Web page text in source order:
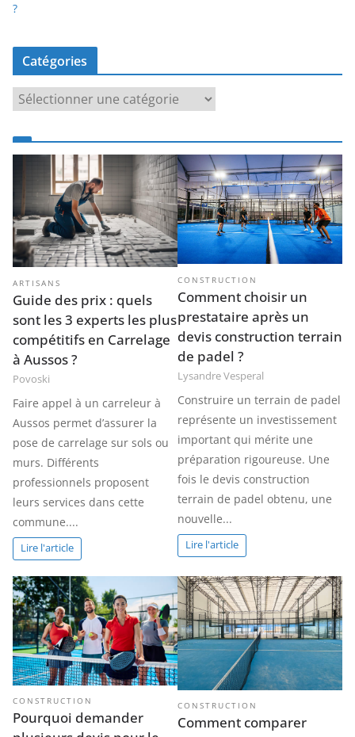
?
Catégories
a
t
é
r
e
ARTISANS
Guide des prix : quels
sont les 3 experts les plus
compétitifs en Carrelage
à Aussos ?
Povoski
Faire appel à un carreleur à
Aussos permet d’assurer la
pose de carrelage sur sols ou
murs. Différents
professionnels proposent
leurs services dans cette
commune....
Lire l'article
CONSTRUCTION
Comment choisir un
prestataire après un
devis construction terrain
de padel ?
Lysandre Vesperal
Construire un terrain de padel
représente un investissement
important qui mérite une
préparation rigoureuse. Une
fois le devis construction
terrain de padel obtenu, une
nouvelle...
Lire l'article
CONSTRUCTION
Pourquoi demander
CONSTRUCTION
Comment comparer